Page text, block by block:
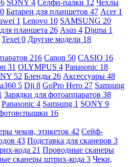
6 SONY 4 Селфи-палки 12 Чехлы
Батареи для планшетов 47 Acer 1
1 Lenovo 10 SAMSUNG 20
планшета 26 Asus 4 Digma 1
Texet 0 Другие модели 18
216 Canon 50 CASIO 16
31 OLYMPUS 4 Panasonic 18
52 Бленды 26 Аксессуары 48
5 Dji 8 GoPro Hero 27 Samsung
Зарядки для фотоаппаратов 38
Panasonic 4 Samsung 1 SONY 9
16
чеков, этикеток 42 Сейф-
43 Подставка для сканеров 3
кода 21 Проводные сканеры
сканеры штрих-кода 3 Чеки,